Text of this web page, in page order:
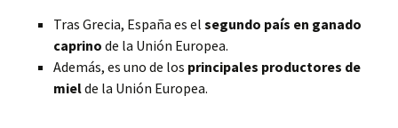
Tras Grecia, España es el segundo país en ganado
caprino de la Unión Europea.
Además, es uno de los principales productores de
mielde la Unión Europea.